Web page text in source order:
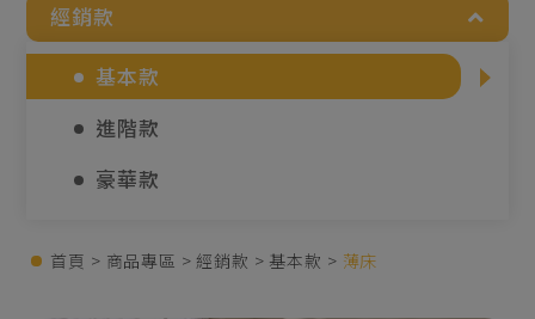
經銷款
基本款
進階款
豪華款
首頁 商品專區 經銷款 基本款 薄床